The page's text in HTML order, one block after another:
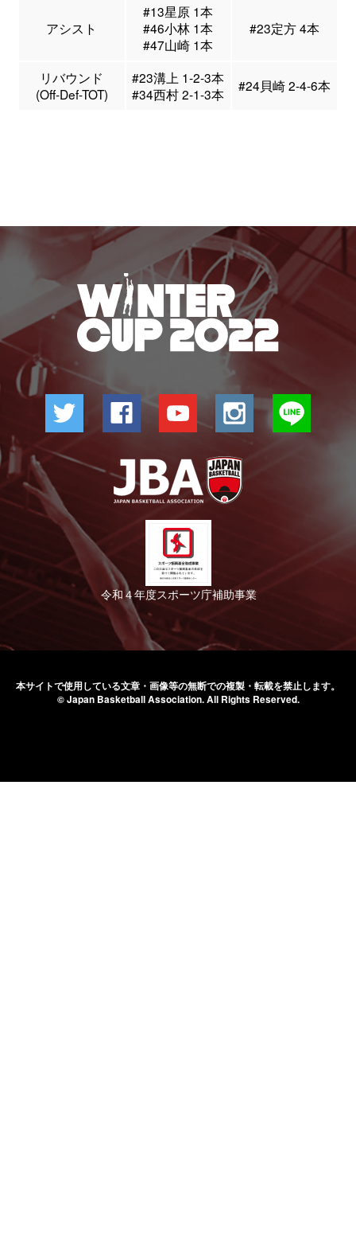
アシスト
#13星原 1本
#46小林 1本
#47山崎 1本
#23定方 4本
リバウンド
(Off-Def-TOT)
#23溝上 1-2-3本
#34西村 2-1-3本
#24貝崎 2-4-6本
令和４年度スポーツ庁補助事業
本サイトで使用している文章・画像等の無断での複製・転載を禁止します。
© Japan Basketball Association.All Rights Reserved.